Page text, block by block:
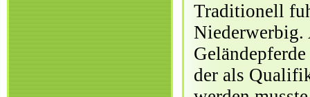
Traditionell
Niederwerbig.
der als